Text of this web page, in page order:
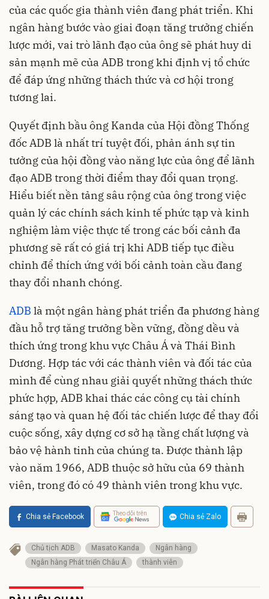
của các quốc gia thành viên đang phát triển. Khi
ngân hàng bước vào giai đoạn tăng trưởng chiến
lược mới, vai trò lãnh đạo của ông sẽ phát huy di
sản mạnh mẽ của ADB trong khi định vị tổ chức
để đáp ứng những thách thức và cơ hội trong
tương lai.
Quyết định bầu ông Kanda của Hội đồng Thống
đốc ADB là nhất trí tuyệt đối, phản ánh sự tin
tưởng của hội đồng vào năng lực của ông để lãnh
đạo ADB trong thời điểm thay đổi quan trọng.
Hiểu biết nền tảng sâu rộng của ông trong việc
quản lý các chính sách kinh tế phức tạp và kinh
nghiệm làm việc thực tế trong các bối cảnh đa
phương sẽ rất có giá trị khi ADB tiếp tục điều
chỉnh để thích ứng với bối cảnh toàn cầu đang
thay đổi nhanh chóng.
ADB là một ngân hàng phát triển đa phương hàng
đầu hỗ trợ tăng trưởng bền vững, đồng dều và
thích ứng trong khu vực Châu Á và Thái Bình
Dương. Hợp tác với các thành viên và đối tác của
mình để cùng nhau giải quyết những thách thức
phức hợp, ADB khai thác các công cụ tài chính
sáng tạo và quan hệ đối tác chiến lược để thay đổi
cuộc sống, xây dựng cơ sở hạ tầng chất lượng và
bảo vệ hành tinh của chúng ta. Được thành lập
vào năm 1966, ADB thuộc sở hữu của 69 thành
viên, trong đó có 49 thành viên trong khu vực.
Chia sẻ Facebook Theo dõi trên Chia sẻ Zalo
Chủ tịch ADB Masato Kanda
Ngân hàng
Ngân hàng Phát triển Châu Á
thành viên